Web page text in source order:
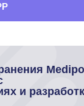
Medipol
и